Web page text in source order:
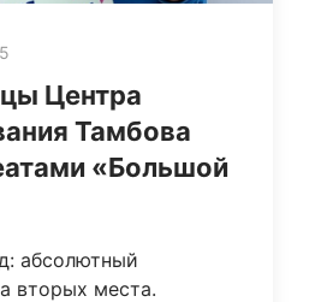
Центра
Тамбова
«Большой
абсолютный
вторых места.